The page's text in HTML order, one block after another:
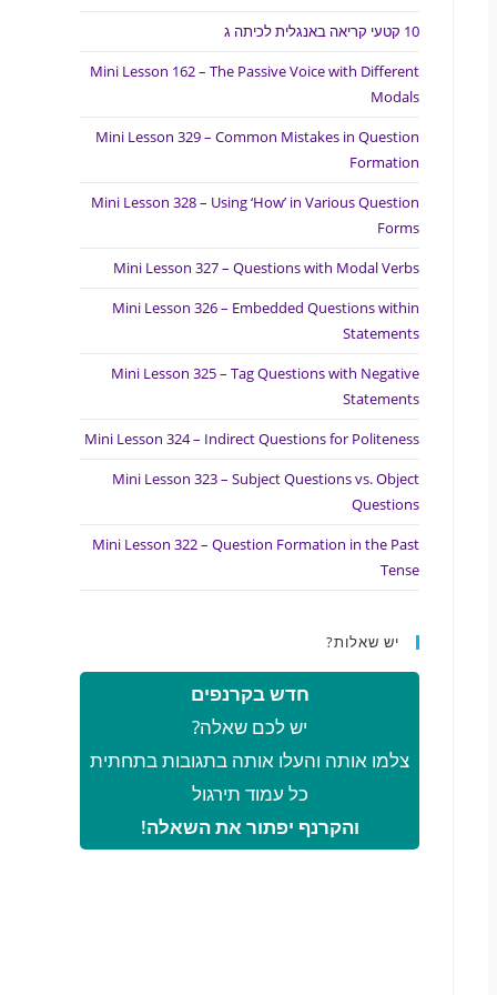
10 קטעי קריאה באנגלית לכיתה ג
Mini Lesson 162 – The Passive Voice with Different
Modals
Mini Lesson 329 – Common Mistakes in Question
Formation
Mini Lesson 328 – Using ‘How’ in Various Question
Forms
Mini Lesson 327 – Questions with Modal Verbs
Mini Lesson 326 – Embedded Questions within
Statements
Mini Lesson 325 – Tag Questions with Negative
Statements
Mini Lesson 324 – Indirect Questions for Politeness
Mini Lesson 323 – Subject Questions vs. Object
Questions
Mini Lesson 322 – Question Formation in the Past
Tense
יש שאלות?
חדש בקרנפים
יש לכם שאלה?
צלמו אותה והעלו אותה בתגובות בתחתית
כל עמוד תירגול
והקרנף יפתור את השאלה!